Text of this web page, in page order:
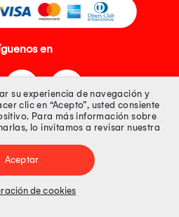
en
Segura
Nº 20493020618. Todos los derechos
Precios online publicados
su experiencia de navegación y
clic en “Acepto”, usted consiente
Para más información sobre
lo invitamos a revisar nuestra
Aceptar
de cookies